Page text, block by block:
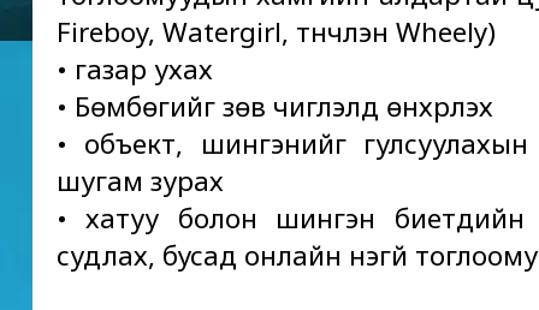
Fireboy, Watergirl, түүнчлэн Wheely)
• газар ухах
• Бөмбөгийг зөв чиглэлд өнхрүүлэх
• объект, шингэнийг
шугам зурах
• хатуу болон шингэн
судлах, бусад онлайн үнэгүй